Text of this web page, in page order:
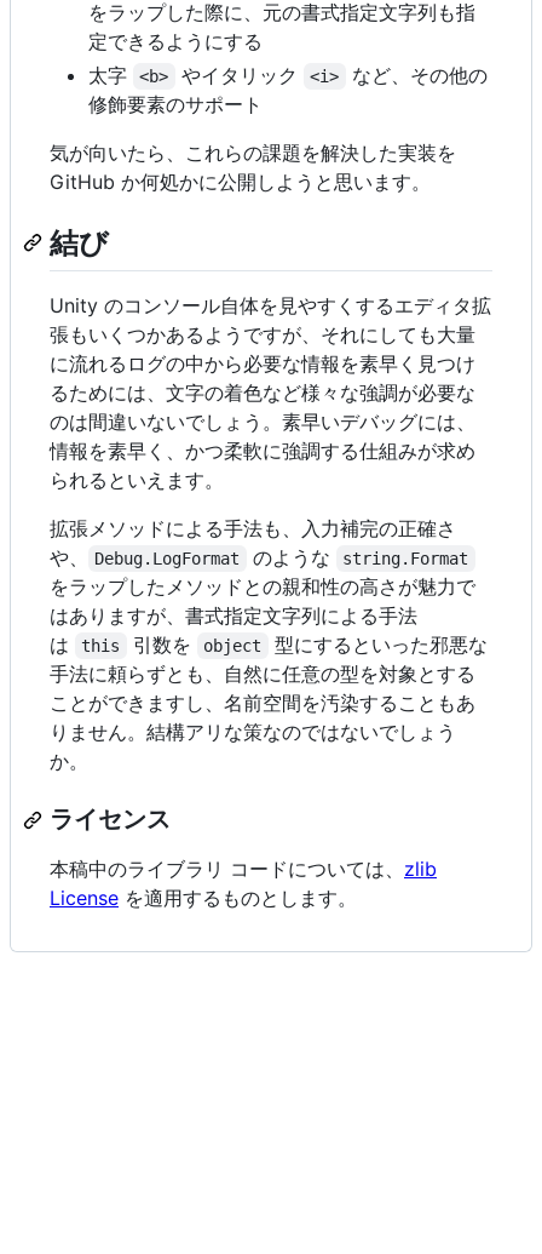
をラップした際に、元の書式指定文字列も指
定できるようにする
太字
<b> やイタリック <i>
など、その他の
修飾要素のサポート
気が向いたら、これらの課題を解決した実装を
GitHub か何処かに公開しようと思います。
結び
Unity のコンソール自体を見やすくするエディタ拡
張もいくつかあるようですが、それにしても大量
に流れるログの中から必要な情報を素早く見つけ
るためには、文字の着色など様々な強調が必要な
のは間違いないでしょう。素早いデバッグには、
情報を素早く、かつ柔軟に強調する仕組みが求め
られるといえます。
拡張メソッドによる手法も、入力補完の正確さ
や、
Debug.LogFormat のような string.Format
をラップしたメソッドとの親和性の高さが魅力で
はありますが、書式指定文字列による手法
は
this 引数を object
型にするといった邪悪な
手法に頼らずとも、自然に任意の型を対象とする
ことができますし、名前空間を汚染することもあ
りません。結構アリな策なのではないでしょう
か。
ライセンス
本稿中のライブラリ コードについては、 zlib
License を適用するものとします。